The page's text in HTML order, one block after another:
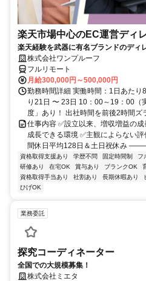
楽天市場中心のEC運営ディ
楽天経験を武器に有名ブランドのデ
株式会社ワンプルーフ
フルリモート
月給300,000円～500,000円
勤務時間詳細 実働時間：1日あたり
り21日 〜 23日 10：00～19：00（
度」あり！ 出社時間を前後2時間ズ
仕事内容 ✅設立以来、増収増益の
成長できる環境 ✅主観によらない
間休日平均128日＆土日祝休
資格取得支援あり 学歴不問 固定時間制 フ
研修あり
在宅OK 賞与あり ブランクOK
資格取得手当あり
社割あり 長期休暇あり
ひげOK
業務委託
探究コーディネーター
全国での大規模募集！
株式会社ミエタ